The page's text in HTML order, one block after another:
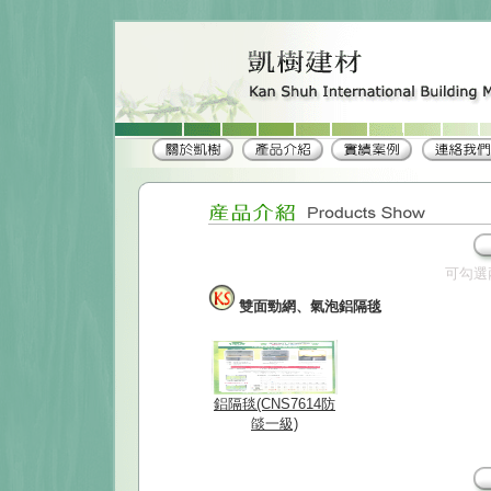
可勾選
雙面勁網、氣泡鋁隔毯
鋁隔毯(CNS7614防
燄一級)